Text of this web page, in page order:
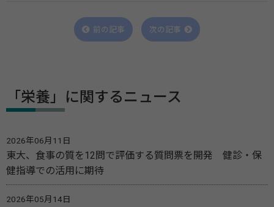
前の記事 次の記事
「栄養」に関するニュース
2026年06月11日
東大、食事の質を12問で評価する質問票を開発 健診・保
健指導での活用に期待
2026年05月14日